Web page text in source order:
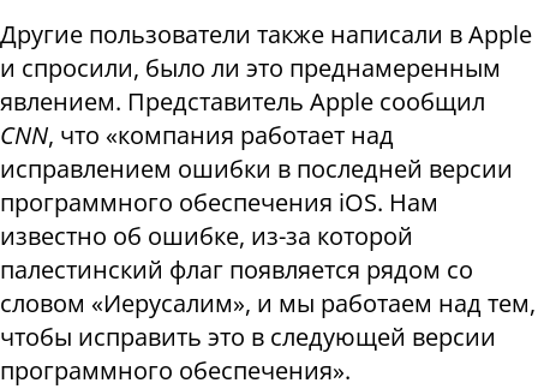
Другие пользователи также написали в Apple
и спросили, было ли это преднамеренным
явлением. Представитель Apple сообщил
CNN, что «компания работает над
исправлением ошибки в последней версии
программного обеспечения iOS. Нам
известно об ошибке, из-за которой
палестинский флаг появляется рядом со
словом «Иерусалим», и мы работаем над тем,
чтобы исправить это в следующей версии
программного обеспечения».